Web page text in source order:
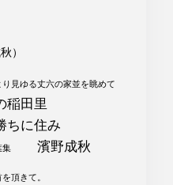
）
見ゆる丈六の家並を眺めて
田里
に住み
集 濱野成秋
頂きて。